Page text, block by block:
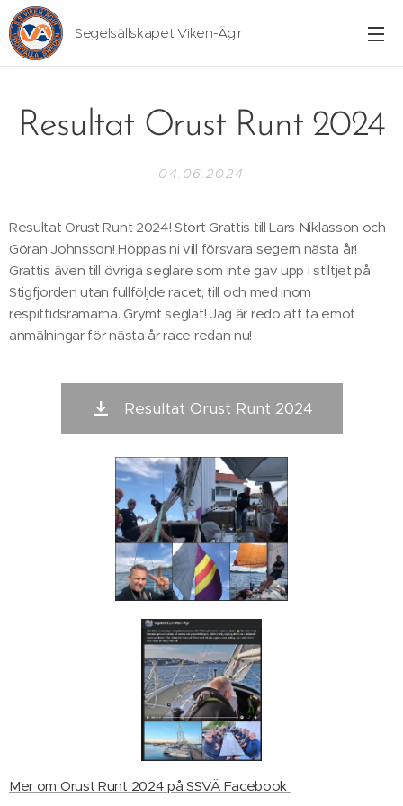
Segelsällskapet Viken-Ägir
Resultat Orust Runt 2024
04.06.2024
Resultat Orust Runt 2024! Stort Grattis till Lars Niklasson och
Göran Johnsson! Hoppas ni vill försvara segern nästa år!
Grattis även till övriga seglare som inte gav upp i stiltjet på
Stigfjorden utan fullföljde racet, till och med inom
respittidsramarna. Grymt seglat! Jag är redo att ta emot
anmälningar för nästa år race redan nu!
Resultat Orust Runt 2024
Mer om Orust Runt 2024 på SSVÄ Facebook